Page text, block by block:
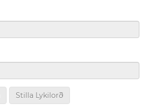
Stilla Lykilorð